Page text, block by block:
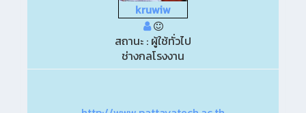
kruwiw
สถานะ : ผู้ใช้ทั่วไป
ช่างกลโรงงาน